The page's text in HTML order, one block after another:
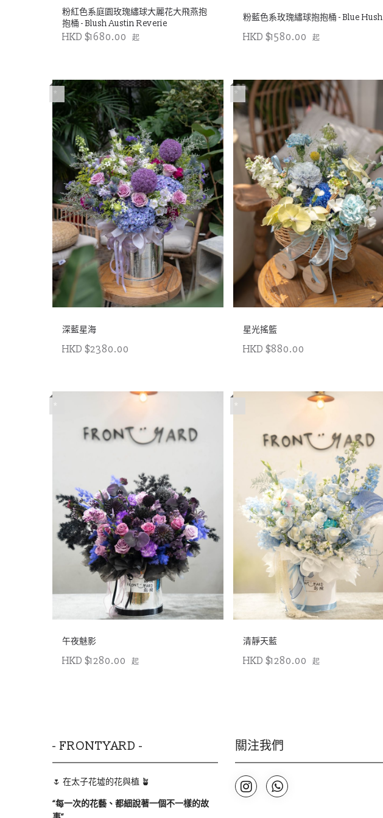
粉紅色系庭園玫瑰繡球大麗花大飛燕抱
抱桶 - Blush Austin Reverie
HKD $1680.00 起
粉藍色系玫瑰繡球抱抱桶 - Blue Hush
HKD $1580.00 起
*
深藍星海
HKD $2380.00
*
星光搖籃
HKD $880.00
*
午夜魅影
HKD $1280.00 起
*
清靜天藍
HKD $1280.00 起
- FRONTYARD -
🌷 在太子花墟的花與植 🪴
“每一次的花藝、都細說著一個不一樣的故
關注我們